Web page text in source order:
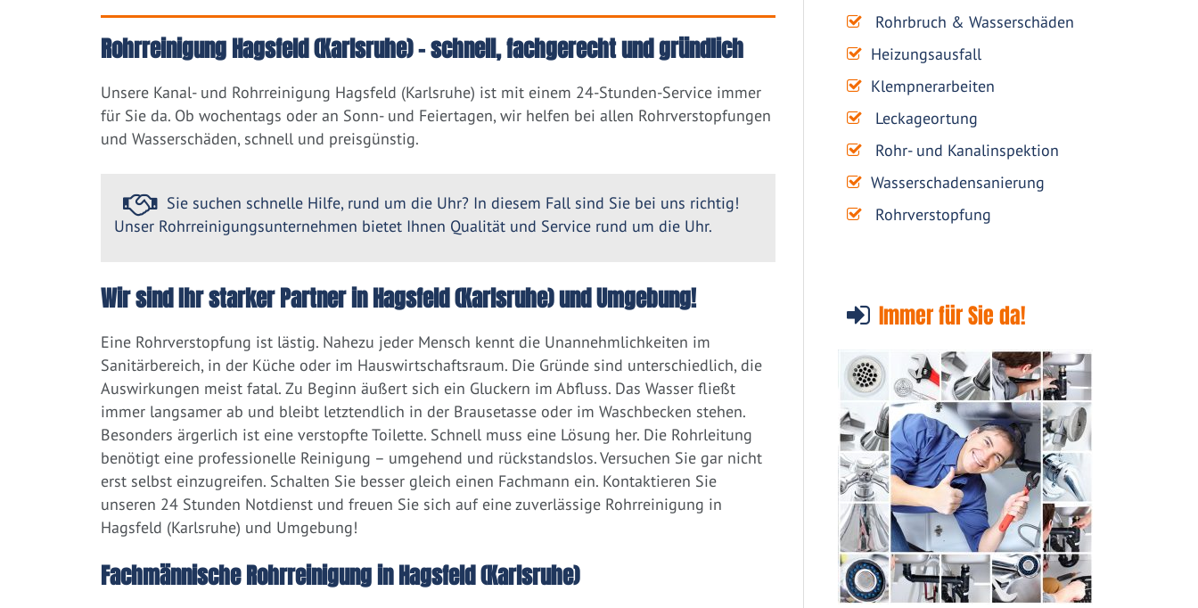
Rohrbruch & Wasserschäden
Heizungsausfall
Klempnerarbeiten
Leckageortung
Rohr- und Kanalinspektion
Wasserschadensanierung
Rohrverstopfung
Immer für Sie da!
Rohrreinigung Hagsfeld (Karlsruhe) – schnell, fachgerecht und gründlich
Unsere Kanal- und Rohrreinigung Hagsfeld (Karlsruhe) ist mit einem 24-Stunden-Service immer
für Sie da. Ob wochentags oder an Sonn- und Feiertagen, wir helfen bei allen Rohrverstopfungen
und Wasserschäden, schnell und preisgünstig.
Sie suchen schnelle Hilfe, rund um die Uhr? In diesem Fall sind Sie bei uns richtig!
Unser Rohrreinigungsunternehmen bietet Ihnen Qualität und Service rund um die Uhr.
Wir sind Ihr starker Partner in Hagsfeld (Karlsruhe) und Umgebung!
Eine Rohrverstopfung ist lästig. Nahezu jeder Mensch kennt die Unannehmlichkeiten im
Sanitärbereich, in der Küche oder im Hauswirtschaftsraum. Die Gründe sind unterschiedlich, die
Auswirkungen meist fatal. Zu Beginn äußert sich ein Gluckern im Abfluss. Das Wasser fließt
immer langsamer ab und bleibt letztendlich in der Brausetasse oder im Waschbecken stehen.
Besonders ärgerlich ist eine verstopfte Toilette. Schnell muss eine Lösung her. Die Rohrleitung
benötigt eine professionelle Reinigung – umgehend und rückstandslos. Versuchen Sie gar nicht
erst selbst einzugreifen. Schalten Sie besser gleich einen Fachmann ein. Kontaktieren Sie
unseren 24 Stunden Notdienst und freuen Sie sich auf eine zuverlässige Rohrreinigung in
Hagsfeld (Karlsruhe) und Umgebung!
Fachmännische Rohrreinigung in Hagsfeld (Karlsruhe)